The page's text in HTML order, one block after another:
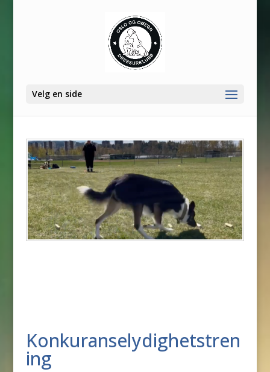
Velg en side
Konkuranselydighetstren
ing